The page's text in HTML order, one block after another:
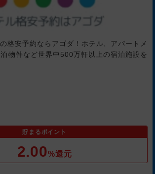
格安予約ならアゴダ！ホテル、アパートメ
物件など世界中500万軒以上の宿泊施設を
貯まるポイント
2.00%還元